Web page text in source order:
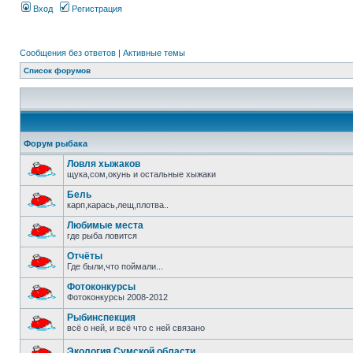
Вход Регистрация
Сообщения без ответов | Активные темы
Список форумов
Форум рыбака
Ловля хыжаков
щука,сом,окунь и остальные хыжаки
Бель
карп,карась,лещ,плотва..
Любимые места
где рыба ловится
Отчёты
Где были,что поймали...
Фотоконкурсы
Фотоконкурсы 2008-2012
Рыбинспекция
всё о ней, и всё что с ней связано